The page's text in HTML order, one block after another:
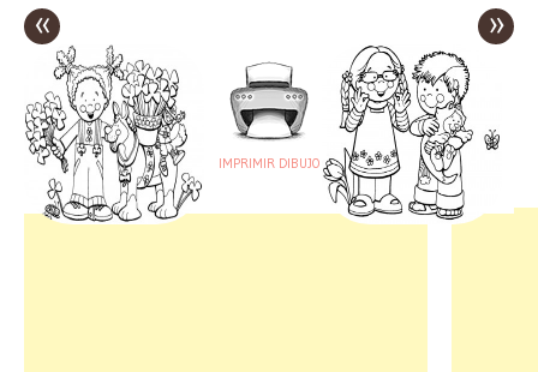
«
IMPRIMIR DIBUJO
»